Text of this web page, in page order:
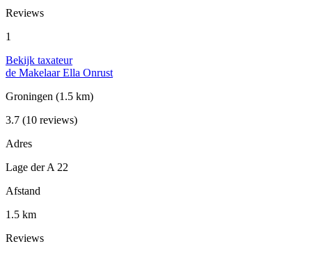
Reviews
1
Bekijk taxateur
de Makelaar Ella Onrust
Groningen (1.5 km)
3.7 (10 reviews)
Adres
Lage der A 22
Afstand
1.5 km
Reviews